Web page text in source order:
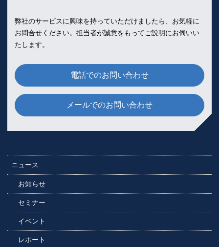
弊社のサービスに興味を持っていただけましたら、お気軽に
お問合せください。 担当者が誠意をもってご説明にお伺いい
たします。
電話でのお問い合わせ
メールでのお問い合わせ
ニュース
お知らせ
セミナー
イベント
レポート